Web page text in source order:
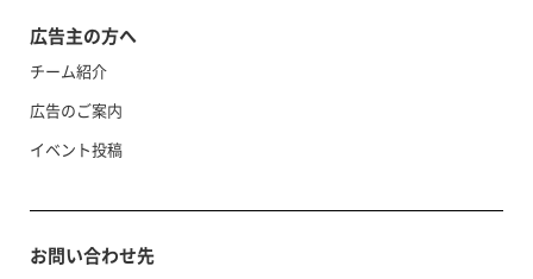
広告主の方へ
チーム紹介
広告のご案内
イベント投稿
お問い合わせ先